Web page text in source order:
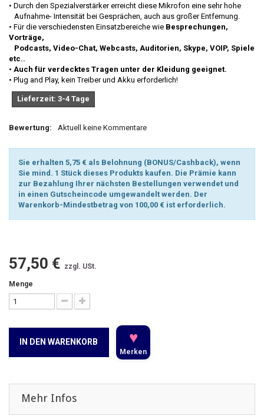
• Durch den Spezialverstärker erreicht diese Mikrofon eine sehr hohe
Aufnahme- Intensität bei Gesprächen, auch aus großer Entfernung.
• Für die verschiedensten Einsatzbereiche wie Besprechungen,
Vorträge,
Podcasts, Video-Chat, Webcasts, Auditorien, Skype, VOIP, Spiele
etc..
• Auch für verdecktes Tragen unter der Kleidung geeignet.
• Plug and Play, kein Treiber und Akku erforderlich!
Lieferzeit: 3-4 Tage
Bewertung: Aktuell keine Kommentare
Sie erhalten 5,75 € als Belohnung (BONUS/Cashback), wenn
Sie mind. 1 Stück dieses Produkts kaufen. Die Prämie kann
zur Bezahlung Ihrer nächsten Bestellungen verwendet und
in einen Gutscheincode umgewandelt werden. Der
Warenkorb-Mindestbetrag von 100,00 € ist erforderlich.
57,50 € zzgl. USt.
Menge
IN DEN WARENKORB ♥
Merken
Mehr Infos